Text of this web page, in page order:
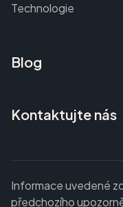
Technologie
Blog
Kontaktujte nás
Informace uvedené
předchozího